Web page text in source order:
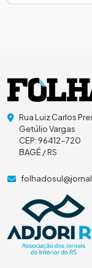
Rua Luiz Carlos
Getúlio Vargas
CEP: 96412-720
BAGÉ / RS